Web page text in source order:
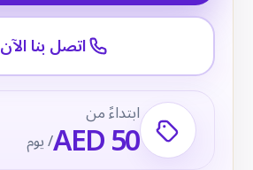
اتصل بنا الآن
ابتداءً من
AED 50/ يوم